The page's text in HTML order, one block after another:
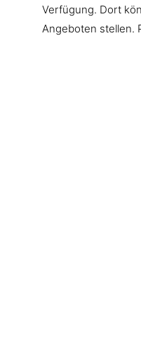
Verfügung. Dort
Angeboten stellen.